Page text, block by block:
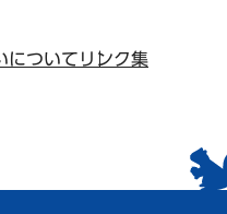
について リンク集